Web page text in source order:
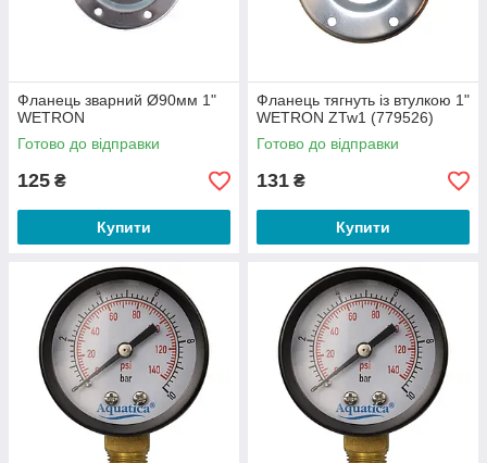
Фланець зварний Ø90мм 1"
WETRON
Готово до відправки
125 ₴
Купити
Фланець тягнуть із втулкою 1"
WETRON ZTw1 (779526)
Готово до відправки
131 ₴
Купити